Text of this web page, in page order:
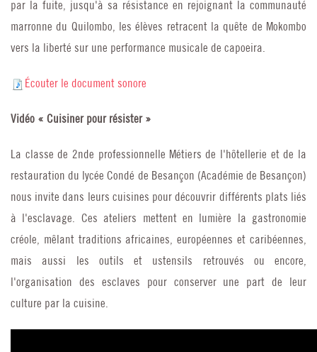
par la fuite, jusqu'à sa résistance en rejoignant la communauté
marronne du Quilombo, les élèves retracent la quête de Mokombo
vers la liberté sur une performance musicale de capoeira.
Écouter le document sonore
Vidéo « Cuisiner pour résister »
La classe de 2nde professionnelle Métiers de l'hôtellerie et de la
restauration du lycée Condé de Besançon (Académie de Besançon)
nous invite dans leurs cuisines pour découvrir différents plats liés
à l'esclavage. Ces ateliers mettent en lumière la gastronomie
créole, mêlant traditions africaines, européennes et caribéennes,
mais aussi les outils et ustensils retrouvés ou encore,
l'organisation des esclaves pour conserver une part de leur
culture par la cuisine.